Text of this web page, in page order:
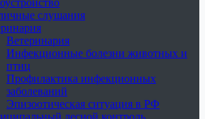
слушания
Ветеринария
Инфекционные болезни животных и
птиц
Профилактика инфекционных
заболеваний
Эпизоотическая ситуация в РФ
лесной контроль